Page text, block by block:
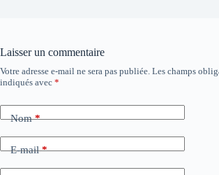
Laisser un commentaire
Votre adresse e-mail ne sera pas publiée. Les champs
indiqués avec *
Nom*
E-mail*